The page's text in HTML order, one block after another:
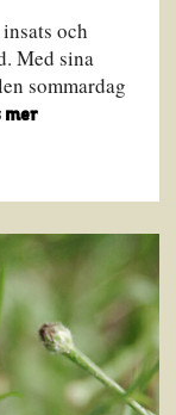
och
Med sina
sommardag
mer